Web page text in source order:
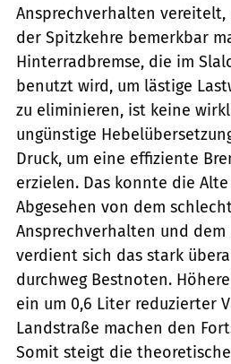
Ansprechverhalten vereitelt,
der Spitzkehre bemerkbar
Hinterradbremse, die im
benutzt wird, um lästige
zu eliminieren, ist keine
ungünstige
Druck, um eine effiziente
erzielen. Das konnte die Alte
Abgesehen von dem
Ansprechverhalten und dem
verdient sich das stark
durchweg Bestnoten.
ein um 0,6 Liter reduzierter
Landstraße machen den
Somit steigt die